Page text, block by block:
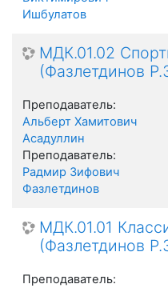
Ишбулатов
МДК.01.02
(Фазлетдинов
Преподаватель:
Альберт Хамитович
Асадуллин
Преподаватель:
Радмир Зифович
Фазлетдинов
МДК.01.01
(Фазлетдинов
Преподаватель: